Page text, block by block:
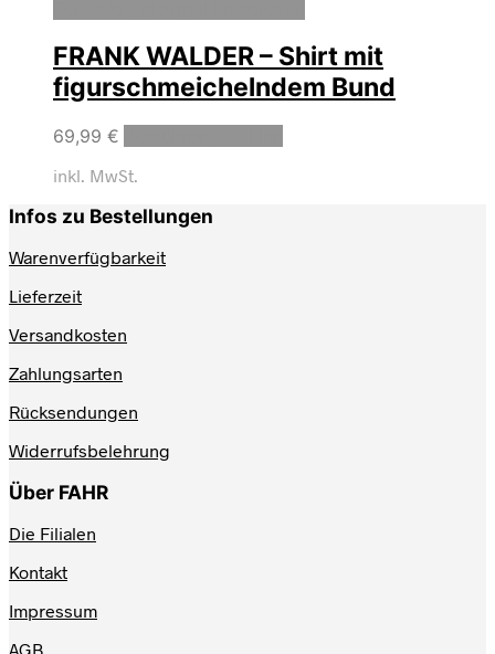
FRANK WALDER – Shirt mit
figurschmeichelndem Bund
69,99 €
inkl. MwSt.
Infos zu Bestellungen
Warenverfügbarkeit
Lieferzeit
Versandkosten
Zahlungsarten
Rücksendungen
Widerrufsbelehrung
Über FAHR
Die Filialen
Kontakt
Impressum
AGB